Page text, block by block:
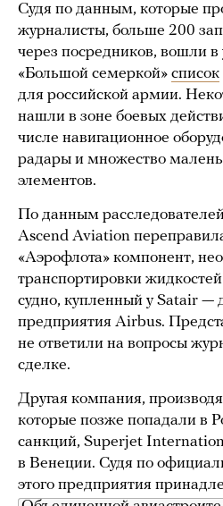
Судя по данным, которые
журналисты, больше 200
через посредников, вошли
«Большой семеркой» список
для российской армии.
нашли в зоне боевых
числе навигационное
радары и множество
элементов.
По данным
Ascend Aviation
«Аэрофлота» компонент,
транспортировки
судно, купленный у Satair —
предприятия Airbus.
не ответили на вопросы
сделке.
Другая компания,
которые позже попадали в
санкций, Superjet
в Венеции. Судя по
этого предприятия